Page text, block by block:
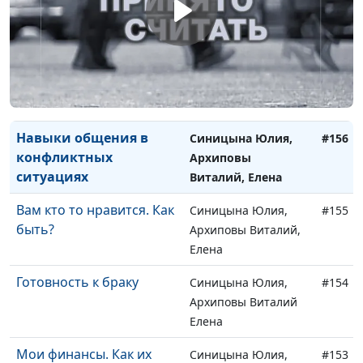
Долги в семье
Виталий Архипов,
Елена Архипова
#158
Финансовые проблемы
в семье
Виталий Архипов,
Елена Архипова
#157
Навыки общения в
конфликтных
ситуациях
Синицына Юлия,
Архиповы
Виталий, Елена
#156
Вам кто то нравится. Как
быть?
Синицына Юлия,
Архиповы Виталий,
Елена
#155
Готовность к браку
Синицына Юлия,
Архиповы Виталий
Елена
#154
Мои финансы. Как их
Синицына Юлия,
#153